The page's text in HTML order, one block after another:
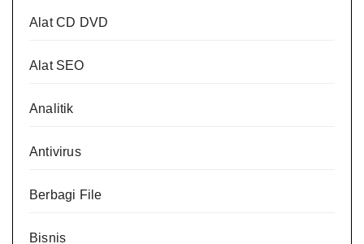
Alat CD DVD
Alat SEO
Analitik
Antivirus
Berbagi File
Bisnis